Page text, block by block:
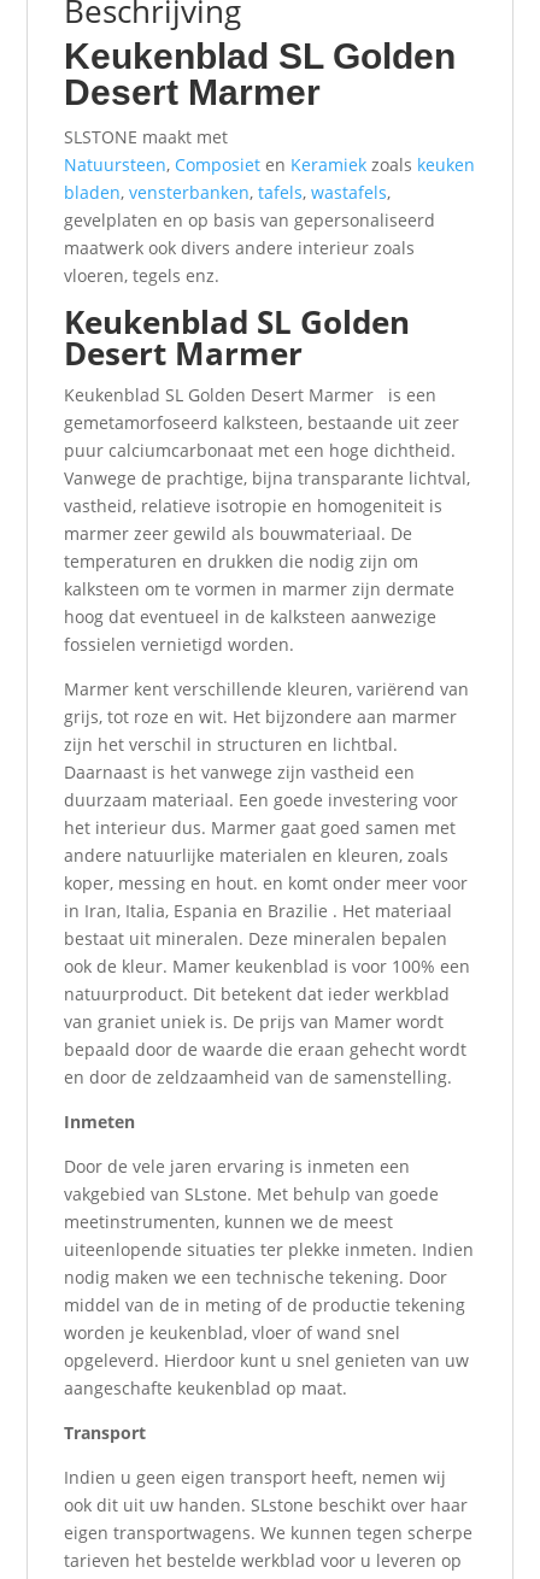
Beschrijving
Keukenblad SL Golden
Desert Marmer
SLSTONE maakt met
Natuursteen, Composiet en Keramiek zoals keuken
bladen,vensterbanken,tafels,wastafels,
gevelplaten en op basis van gepersonaliseerd
maatwerk ook divers andere interieur zoals
vloeren, tegels enz.
Keukenblad SL Golden
Desert Marmer
Keukenblad SL Golden Desert Marmer is een
gemetamorfoseerd kalksteen, bestaande uit zeer
puur calciumcarbonaat met een hoge dichtheid.
Vanwege de prachtige, bijna transparante lichtval,
vastheid, relatieve isotropie en homogeniteit is
marmer zeer gewild als bouwmateriaal. De
temperaturen en drukken die nodig zijn om
kalksteen om te vormen in marmer zijn dermate
hoog dat eventueel in de kalksteen aanwezige
fossielen vernietigd worden.
Marmer kent verschillende kleuren, variërend van
grijs, tot roze en wit. Het bijzondere aan marmer
zijn het verschil in structuren en lichtbal.
Daarnaast is het vanwege zijn vastheid een
duurzaam materiaal. Een goede investering voor
het interieur dus. Marmer gaat goed samen met
andere natuurlijke materialen en kleuren, zoals
koper, messing en hout. en komt onder meer voor
in Iran, Italia, Espania en Brazilie . Het materiaal
bestaat uit mineralen. Deze mineralen bepalen
ook de kleur. Mamer keukenblad is voor 100% een
natuurproduct. Dit betekent dat ieder werkblad
van graniet uniek is. De prijs van Mamer wordt
bepaald door de waarde die eraan gehecht wordt
en door de zeldzaamheid van de samenstelling.
Inmeten
Door de vele jaren ervaring is inmeten een
vakgebied van SLstone. Met behulp van goede
meetinstrumenten, kunnen we de meest
uiteenlopende situaties ter plekke inmeten. Indien
nodig maken we een technische tekening. Door
middel van de in meting of de productie tekening
worden je keukenblad, vloer of wand snel
opgeleverd. Hierdoor kunt u snel genieten van uw
aangeschafte keukenblad op maat.
Transport
Indien u geen eigen transport heeft, nemen wij
ook dit uit uw handen. SLstone beschikt over haar
eigen transportwagens. We kunnen tegen scherpe
tarieven het bestelde werkblad voor u leveren op